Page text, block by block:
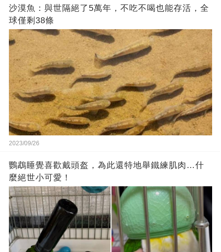
沙漠魚：與世隔絕了5萬年，不吃不喝也能存活，全
球僅剩38條
2023/09/26
鸚鵡睡覺喜歡戴頭盔，為此還特地舉鐵練肌肉…什
麼絕世小可愛！